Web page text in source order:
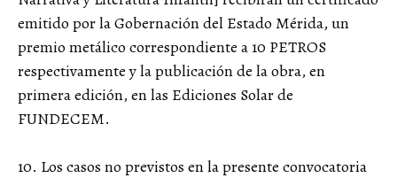
emitido por la Gobernación del Estado Mérida, un
premio metálico correspondiente a 10 PETROS
respectivamente y la publicación de la obra, en
primera edición, en las Ediciones Solar de
FUNDECEM.
10. Los casos no previstos en la presente convocatoria